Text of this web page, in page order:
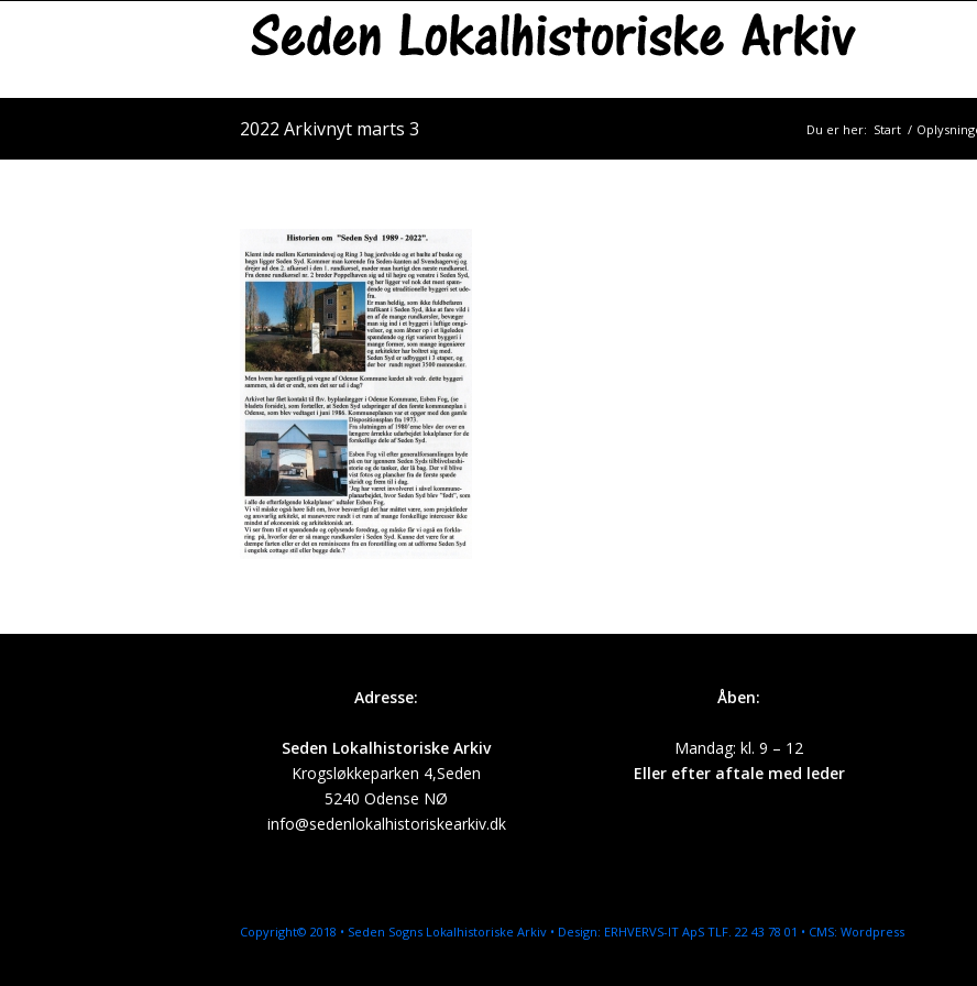
2022 Arkivnyt marts 3 Du er her: Start /
Adresse:
Seden Lokalhistoriske Arkiv
Krogsløkkeparken 4,Seden
5240 Odense NØ
info@sedenlokalhistoriskearkiv.dk
Åben:
Mandag: kl. 9 – 12
Eller efter aftale med leder
Copyright© 2018 • Seden Sogns Lokalhistoriske Arkiv • Design: ERHVERVS-IT ApS TLF. 22 43 78 01 • CMS: Wordpress